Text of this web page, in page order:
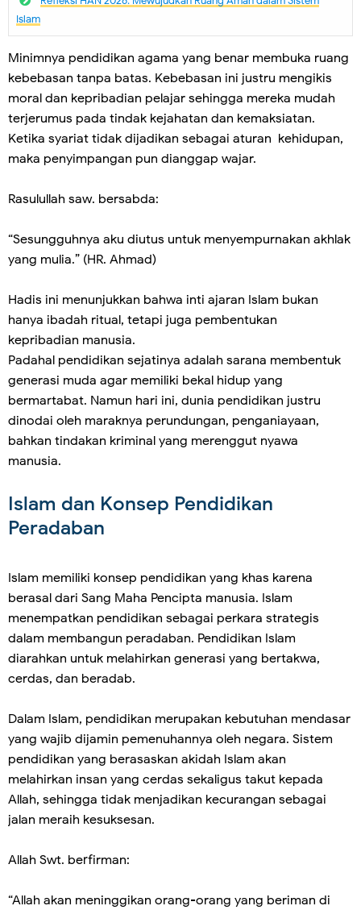
Islam
Minimnya pendidikan agama yang benar membuka ruang
kebebasan tanpa batas. Kebebasan ini justru mengikis
moral dan kepribadian pelajar sehingga mereka mudah
terjerumus pada tindak kejahatan dan kemaksiatan.
Ketika syariat tidak dijadikan sebagai aturan kehidupan,
maka penyimpangan pun dianggap wajar.
Rasulullah saw. bersabda:
“Sesungguhnya aku diutus untuk menyempurnakan akhlak
yang mulia.” (HR. Ahmad)
Hadis ini menunjukkan bahwa inti ajaran Islam bukan
hanya ibadah ritual, tetapi juga pembentukan
kepribadian manusia.
Padahal pendidikan sejatinya adalah sarana membentuk
generasi muda agar memiliki bekal hidup yang
bermartabat. Namun hari ini, dunia pendidikan justru
dinodai oleh maraknya perundungan, penganiayaan,
bahkan tindakan kriminal yang merenggut nyawa
manusia.
Islam dan Konsep Pendidikan
Peradaban
Islam memiliki konsep pendidikan yang khas karena
berasal dari Sang Maha Pencipta manusia. Islam
menempatkan pendidikan sebagai perkara strategis
dalam membangun peradaban. Pendidikan Islam
diarahkan untuk melahirkan generasi yang bertakwa,
cerdas, dan beradab.
Dalam Islam, pendidikan merupakan kebutuhan mendasar
yang wajib dijamin pemenuhannya oleh negara. Sistem
pendidikan yang berasaskan akidah Islam akan
melahirkan insan yang cerdas sekaligus takut kepada
Allah, sehingga tidak menjadikan kecurangan sebagai
jalan meraih kesuksesan.
Allah Swt. berfirman:
“Allah akan meninggikan orang-orang yang beriman di